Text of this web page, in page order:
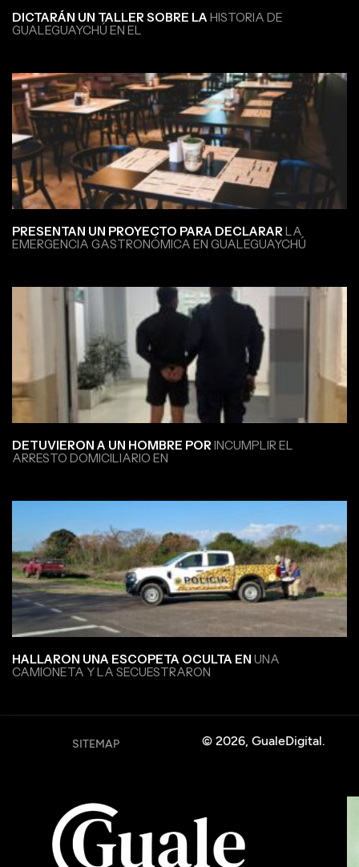
DICTARÁN UN TALLER SOBRE LA HISTORIA DE
GUALEGUAYCHÚ EN EL
PRESENTAN UN PROYECTO PARA DECLARARLA
EMERGENCIA GASTRONÓMICA EN GUALEGUAYCHÚ
DETUVIERON A UN HOMBRE PORINCUMPLIR EL
ARRESTO DOMICILIARIO EN
HALLARON UNA ESCOPETA OCULTA EN UNA
CAMIONETA Y LA SECUESTRARON
© 2026, GualeDigital.
SITEMAP